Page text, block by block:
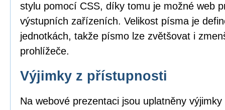
stylu pomocí CSS, díky tomu je možné web
výstupních zařízeních. Velikost písma je
jednotkách, takže písmo lze zvětšovat i
prohlížeče.
Výjimky z přístupnosti
Na webové prezentaci jsou uplatněny